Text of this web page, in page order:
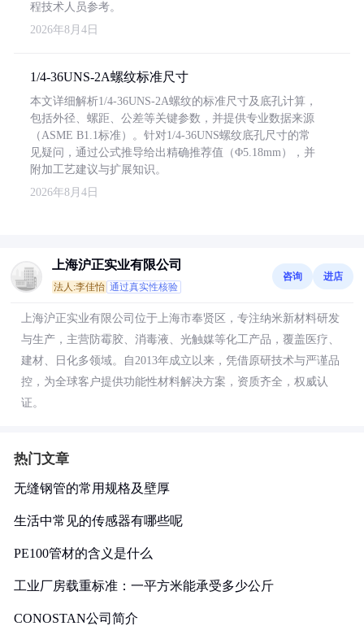
程技术人员参考。
2026年8月4日
1/4-36UNS-2A螺纹标准尺寸
本文详细解析1/4-36UNS-2A螺纹的标准尺寸及底孔计算，
包括外径、螺距、公差等关键参数，并提供专业数据来源
（ASME B1.1标准）。针对1/4-36UNS螺纹底孔尺寸的常
见疑问，通过公式推导给出精确推荐值（Φ5.18mm），并
附加工艺建议与扩展知识。
2026年8月4日
上海沪正实业有限公司
法人:李佳怡 通过真实性核验
咨询 进店
上海沪正实业有限公司位于上海市奉贤区，专注纳米新材料研发
与生产，主营防霉胶、消毒液、光触媒等化工产品，覆盖医疗、
建材、日化多领域。自2013年成立以来，凭借原研技术与严谨品
控，为全球客户提供功能性材料解决方案，资质齐全，权威认
证。
热门文章
无缝钢管的常用规格及壁厚
生活中常见的传感器有哪些呢
PE100管材的含义是什么
工业厂房载重标准：一平方米能承受多少公斤
CONOSTAN公司简介